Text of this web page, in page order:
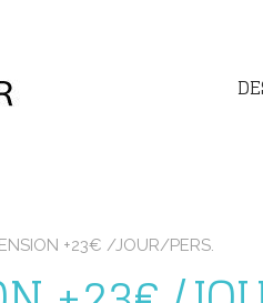
+23€ /JOUR/PERS.